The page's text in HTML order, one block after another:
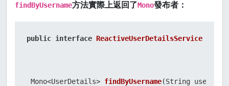
findByUsername方法實際上返回了Mono發布者：
public interface ReactiveUserDetailsService
Mono<UserDetails> findByUsername(String